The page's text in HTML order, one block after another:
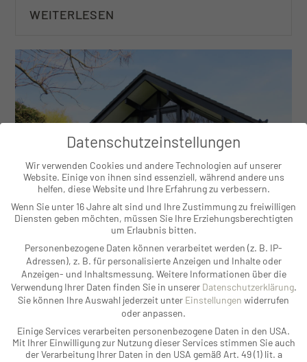
WEITERLESEN
KÖLN MÜNGERSDORF
Traumhaftes Einfamilienhaus in Toplage von
WEITERLESEN
Datenschutzeinstellungen
Wir verwenden Cookies und andere Technologien auf unserer
Website. Einige von ihnen sind essenziell, während andere uns
helfen, diese Website und Ihre Erfahrung zu verbessern.
Wenn Sie unter 16 Jahre alt sind und Ihre Zustimmung zu freiwilligen
Diensten geben möchten, müssen Sie Ihre Erziehungsberechtigten
um Erlaubnis bitten.
Personenbezogene Daten können verarbeitet werden (z. B. IP-
Adressen), z. B. für personalisierte Anzeigen und Inhalte oder
Anzeigen- und Inhaltsmessung. Weitere Informationen über die
Verwendung Ihrer Daten finden Sie in unserer Datenschutzerklärung.
Sie können Ihre Auswahl jederzeit unter Einstellungen widerrufen
oder anpassen.
Einige Services verarbeiten personenbezogene Daten in den USA.
Mit Ihrer Einwilligung zur Nutzung dieser Services stimmen Sie auch
der Verarbeitung Ihrer Daten in den USA gemäß Art. 49 (1) lit. a